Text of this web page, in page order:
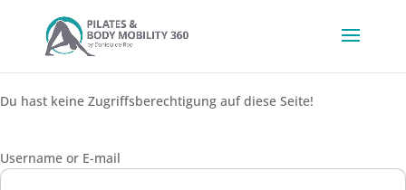
Du hast keine Zugriffsberechtigung auf diese Seite!
Username or E-mail